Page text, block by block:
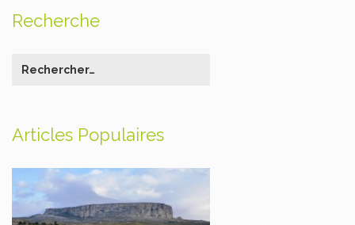
Recherche
Articles Populaires